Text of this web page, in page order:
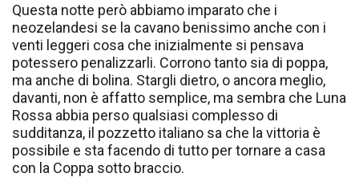
Questa notte però abbiamo imparato che i
neozelandesi se la cavano benissimo anche con i
venti leggeri cosa che inizialmente si pensava
potessero penalizzarli. Corrono tanto sia di poppa,
ma anche di bolina. Stargli dietro, o ancora meglio,
davanti, non è affatto semplice, ma sembra che Luna
Rossa abbia perso qualsiasi complesso di
sudditanza, il pozzetto italiano sa che la vittoria è
possibile e sta facendo di tutto per tornare a casa
con la Coppa sotto braccio.